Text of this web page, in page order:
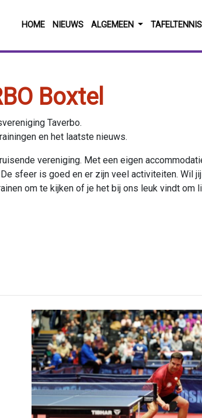
HOME NIEUWS ALGEMEEN TAFELTENNIS
Boxtel
Taverbo.
en het laatste nieuws.
vereniging. Met een eigen
sfeer is goed en er zijn veel activiteiten. Wil
om te kijken of je het bij ons leuk vindt om